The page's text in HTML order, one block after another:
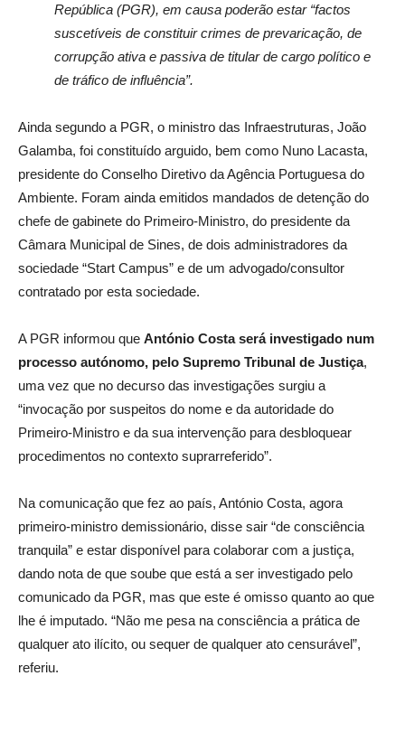
República (PGR), em causa poderão estar “factos
suscetíveis de constituir crimes de prevaricação, de
corrupção ativa e passiva de titular de cargo político e
de tráfico de influência”.
Ainda segundo a PGR, o ministro das Infraestruturas, João
Galamba, foi constituído arguido, bem como Nuno Lacasta,
presidente do Conselho Diretivo da Agência Portuguesa do
Ambiente. Foram ainda emitidos mandados de detenção do
chefe de gabinete do Primeiro-Ministro, do presidente da
Câmara Municipal de Sines, de dois administradores da
sociedade “Start Campus” e de um advogado/consultor
contratado por esta sociedade.
A PGR informou que António Costa será investigado num
processo autónomo, pelo Supremo Tribunal de Justiça,
uma vez que no decurso das investigações surgiu a
“invocação por suspeitos do nome e da autoridade do
Primeiro-Ministro e da sua intervenção para desbloquear
procedimentos no contexto suprarreferido”.
Na comunicação que fez ao país, António Costa, agora
primeiro-ministro demissionário, disse sair “de consciência
tranquila” e estar disponível para colaborar com a justiça,
dando nota de que soube que está a ser investigado pelo
comunicado da PGR, mas que este é omisso quanto ao que
lhe é imputado. “Não me pesa na consciência a prática de
qualquer ato ilícito, ou sequer de qualquer ato censurável”,
referiu.